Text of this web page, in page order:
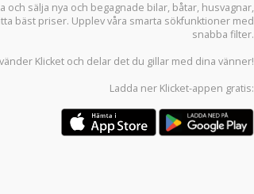
och sälja nya och begagnade bilar, båtar, husvagnar,
bäst priser. Upplev våra smarta sökfunktioner med
snabba filter.
Klicket och delar det du gillar med dina vänner!
Ladda ner Klicket-appen gratis: